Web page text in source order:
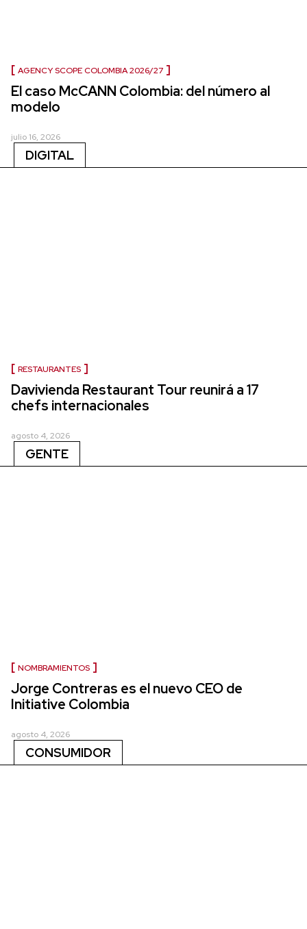
AGENCY SCOPE COLOMBIA 2026/27
El caso McCANN Colombia: del número al
modelo
julio 16, 2026
DIGITAL
RESTAURANTES
Davivienda Restaurant Tour reunirá a 17
chefs internacionales
agosto 4, 2026
GENTE
NOMBRAMIENTOS
Jorge Contreras es el nuevo CEO de
Initiative Colombia
agosto 4, 2026
CONSUMIDOR